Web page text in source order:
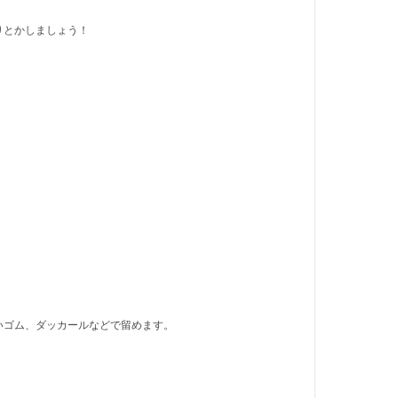
かしましょう！
、ダッカールなどで留めます。